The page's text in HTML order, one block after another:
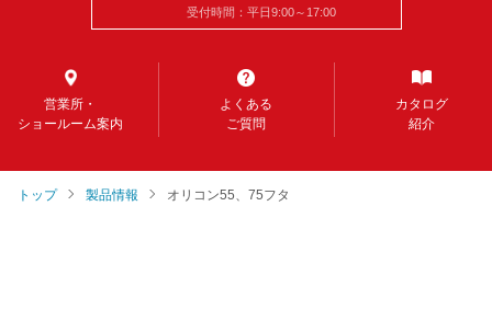
受付時間：平日9:00～17:00
営業所・
ショールーム案内
よくある
ご質問
カタログ
紹介
トップ 製品情報 オリコン55、75フタ